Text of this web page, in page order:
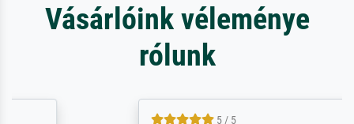
Vásárlóink véleménye
rólunk